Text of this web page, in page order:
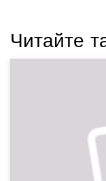
Читайте